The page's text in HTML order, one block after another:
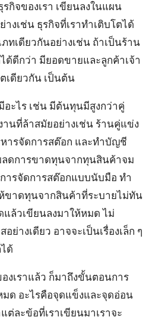
กิจของเรา เขียนลงในแผน
งเช่น ธุรกิจที่เราทำเติบโตได้
ทเดียวกันอย่างเช่น ถ้าเป็นร้าน
ด้ดีกว่า มียอดขายและลูกค้าเจ้า
เดียวกัน เป็นต้น
อะไร เช่น มีต้นทุนมีสูงกว่าคู่
านที่ล้าสมัยอย่างเช่น ร้านคู่แข่ง
ารจัดการสต๊อก และทำบัญชี
ลดการขาดทุนจากทุนสินค้าจม
ารจัดการสต๊อกแบบนับมือ ทำ
ขาดทุนจากสินค้าที่ระบายไม่ทัน
ล้วเขียนลงมาให้หมด ไม่
อย่างเดียว อาจจะเป็นเรื่องเล็ก ๆ
ด้
งเราแล้ว ก็มาถึงขั้นตอนการ
มด อะไรคือจุดแข็งและจุดอ่อน
ละข้อที่เราเขียนมาเราจะ